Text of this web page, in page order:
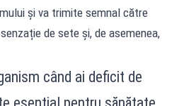
și va trimite semnal către
de sete și, de asemenea,
când ai deficit de